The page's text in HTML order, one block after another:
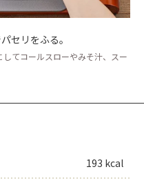
セリをふる。
してコールスローやみそ汁、スー
193 kcal